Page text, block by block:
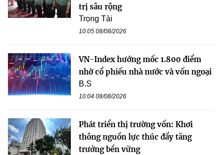
trị sâu rộng
Trọng Tài
10:05 08/08/2026
VN-Index hướng mốc 1.800 điểm
nhờ cổ phiếu nhà nước và vốn ngoại
B.S
10:04 08/08/2026
Phát triển thị trường vốn: Khơi
thông nguồn lực thúc đẩy tăng
trưởng bền vững